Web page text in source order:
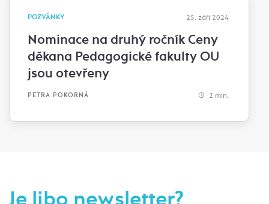
POZVÁNKY 25. září 2024
Nominace na druhý ročník Ceny
děkana Pedagogické fakulty OU
jsou otevřeny
PETRA POKORNÁ 2 min.